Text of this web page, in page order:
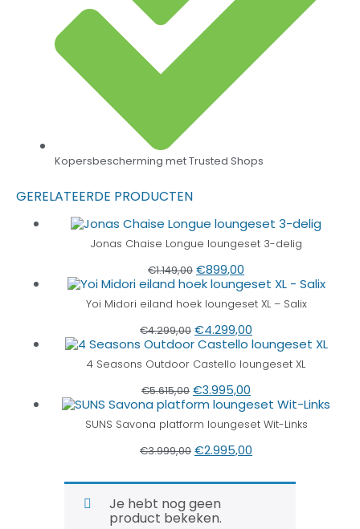
Kopersbescherming met Trusted Shops
GERELATEERDE PRODUCTEN
Jonas Chaise Longue loungeset 3-delig
€1.149,00 €899,00
Yoi Midori eiland hoek loungeset XL – Salix
€4.299,00 €4.299,00
4 Seasons Outdoor Castello loungeset XL
€5.615,00 €3.995,00
SUNS Savona platform loungeset Wit-Links
€3.999,00 €2.995,00
Je hebt nog geen
product bekeken.